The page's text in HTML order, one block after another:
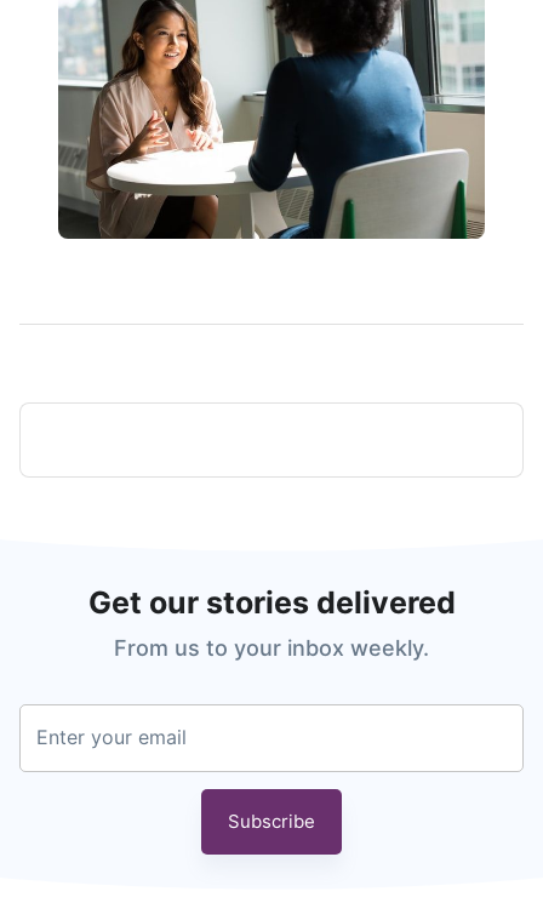
Get our stories delivered
From us to your inbox weekly.
Enter your email
Subscribe